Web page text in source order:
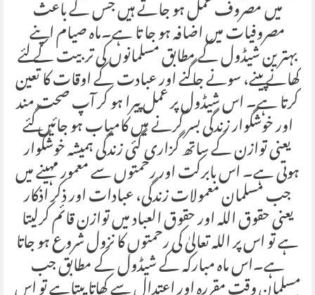
میں مصروف عمل ہو جاتے ہیں جس کے باعث
مصروفیات میں اضافہ ہو جا تا ہے۔ماہ صیام اپنے
بہترین شیڈول کے مطابق مسلمانوں کی تربیت کے لئے
کھانے پینے، سونے جاگنے اور عبادت کے اوقات کا تعین
کرتا ہے۔ اس شیڈول پر عمل پیرا ہو کر آپ صحت مند
اور خوشگوار زندگی بسر کرنے میں کامیاب ہو جائیں گئے
یعنی توازن کے ساتھ گزاری گئی زندگی ہمیشہ خوشگوار
ہوتی ہے۔ اس بابرکت اور رحمتوں سے معمور مہینے میں
جب مسلمان معمولات زندگی، عبادات اور ذکر اذکار
یعنی حقوق اللہ اور حقوق العباد میں توازن قائم کرلیتا
ہے تو اس پر اللہ تعالیٰ کی رحمتوں کا نزول شروع ہو جاتا
ہے۔اس ماہ مبارکہ کے شیڈول کے مطابق جب